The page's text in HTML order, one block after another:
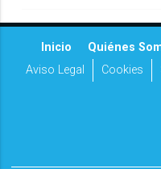
Inicio Quiénes
Aviso Legal
Cookies